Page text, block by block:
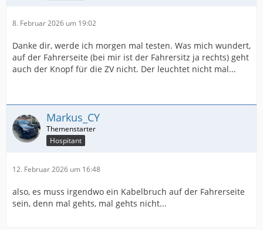
8. Februar 2026 um 19:02
Danke dir, werde ich morgen mal testen. Was mich wundert,
auf der Fahrerseite (bei mir ist der Fahrersitz ja rechts) geht
auch der Knopf für die ZV nicht. Der leuchtet nicht mal...
Markus_CY
Hospitant
12. Februar 2026 um 16:48
also, es muss irgendwo ein Kabelbruch auf der Fahrerseite
sein, denn mal gehts, mal gehts nicht...